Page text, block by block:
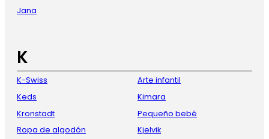
Jana
K
K-Swiss
Keds
Kronstadt
Ropa de algodón
Arte infantil
Kimara
Pequeño bebé
Kjelvik